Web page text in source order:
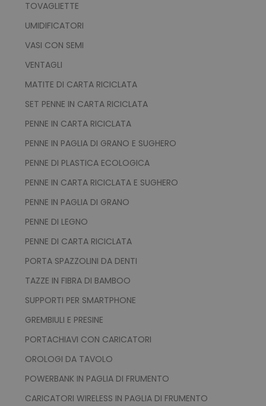
TOVAGLIETTE
UMIDIFICATORI
VASI CON SEMI
VENTAGLI
MATITE DI CARTA RICICLATA
SET PENNE IN CARTA RICICLATA
PENNE IN CARTA RICICLATA
PENNE IN PAGLIA DI GRANO E SUGHERO
PENNE DI PLASTICA ECOLOGICA
PENNE IN CARTA RICICLATA E SUGHERO
PENNE IN PAGLIA DI GRANO
PENNE DI LEGNO
PENNE DI CARTA RICICLATA
PORTA SPAZZOLINI DA DENTI
TAZZE IN FIBRA DI BAMBOO
SUPPORTI PER SMARTPHONE
GREMBIULI E PRESINE
PORTACHIAVI CON CARICATORI
OROLOGI DA TAVOLO
POWERBANK IN PAGLIA DI FRUMENTO
CARICATORI WIRELESS IN PAGLIA DI FRUMENTO
facebook_latest_uuid
IDE
Google LLC
ls_recently_viewed_product_previous
form_key